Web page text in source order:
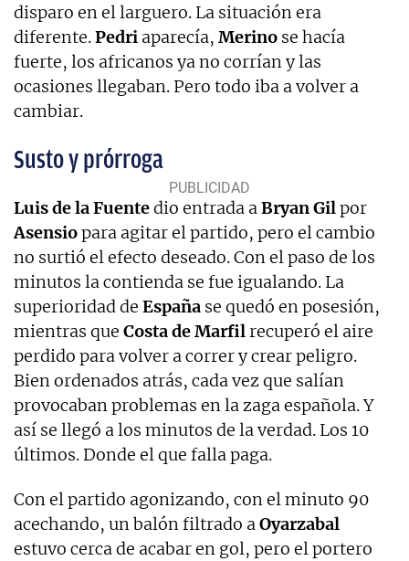
disparo en el larguero. La situación era
diferente.Pedri aparecía, Merino se hacía
fuerte, los africanos ya no corrían y las
ocasiones llegaban. Pero todo iba a volver a
cambiar.
Susto y prórroga
Luis de la Fuentedio entrada aBryan Gilpor
Asensiopara agitar el partido, pero el cambio
no surtió el efecto deseado. Con el paso de los
minutos la contienda se fue igualando. La
superioridad de España se quedó en posesión,
mientras que Costa de Marfilrecuperó el aire
perdido para volver a correr y crear peligro.
Bien ordenados atrás, cada vez que salían
provocaban problemas en la zaga española. Y
así se llegó a los minutos de la verdad. Los 10
últimos. Donde el que falla paga.
Con el partido agonizando, con el minuto 90
acechando, un balón filtrado aOyarzabal
estuvo cerca de acabar en gol, pero el portero